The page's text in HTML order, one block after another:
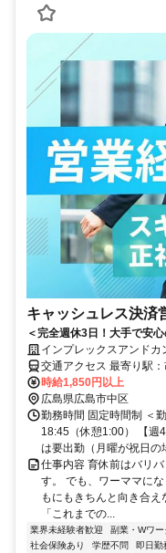
キャッシュレス決済
＜完全週休3日！大手で安
働ける／正社員として直雇
インプレックスアンドカ
交通アクセス 最寄り駅：
時給1,850円以上
広島県広島市中区
勤務時間 固定時間制 ＜
18:45（休憩1:00） 【週
は要出勤（月曜が祝日の
仕事内容 育休前はバリ
す。 でも、ワーママに
もにもきちんと向き合
「これまでの...
業界未経験者歓迎 副業・Wワ
社会保険あり
学歴不問 即日勤